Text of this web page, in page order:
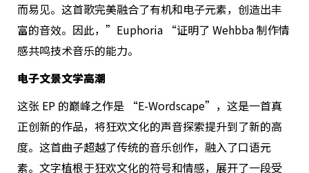
而易见。这首歌完美融合了有机和电子元素，创造出丰
富的音效。因此，”Euphoria “证明了 Wehbba 制作情
感共鸣技术音乐的能力。
电子文景文学高潮
这张 EP 的巅峰之作是 “E-Wordscape”，这是一首真
正创新的作品，将狂欢文化的声音探索提升到了新的高
度。这首曲子超越了传统的音乐创作，融入了口语元
素。文字植根于狂欢文化的符号和情感，展开了一段受